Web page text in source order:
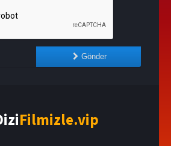
Gönder
Filmizle.vip